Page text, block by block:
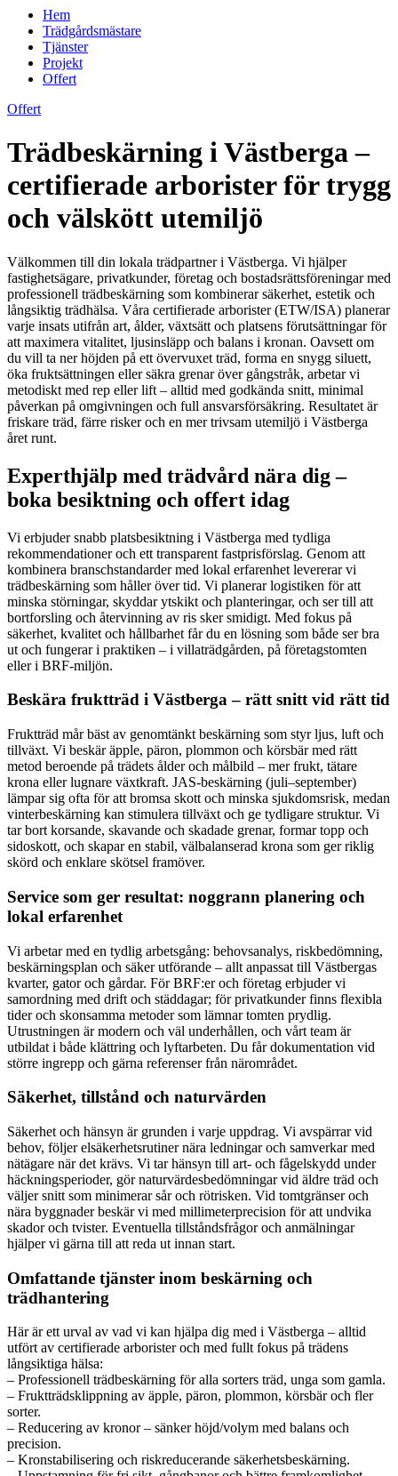
Hem
Trädgårdsmästare
Tjänster
Projekt
Offert
Offert
Trädbeskärning i Västberga –
certifierade arborister för trygg
och välskött utemiljö
Välkommen till din lokala trädpartner i Västberga. Vi hjälper
fastighetsägare, privatkunder, företag och bostadsrättsföreningar med
professionell trädbeskärning som kombinerar säkerhet, estetik och
långsiktig trädhälsa. Våra certifierade arborister (ETW/ISA) planerar
varje insats utifrån art, ålder, växtsätt och platsens förutsättningar för
att maximera vitalitet, ljusinsläpp och balans i kronan. Oavsett om
du vill ta ner höjden på ett övervuxet träd, forma en snygg siluett,
öka fruktsättningen eller säkra grenar över gångstråk, arbetar vi
metodiskt med rep eller lift – alltid med godkända snitt, minimal
påverkan på omgivningen och full ansvarsförsäkring. Resultatet är
friskare träd, färre risker och en mer trivsam utemiljö i Västberga
året runt.
Experthjälp med trädvård nära dig –
boka besiktning och offert idag
Vi erbjuder snabb platsbesiktning i Västberga med tydliga
rekommendationer och ett transparent fastprisförslag. Genom att
kombinera branschstandarder med lokal erfarenhet levererar vi
trädbeskärning som håller över tid. Vi planerar logistiken för att
minska störningar, skyddar ytskikt och planteringar, och ser till att
bortforsling och återvinning av ris sker smidigt. Med fokus på
säkerhet, kvalitet och hållbarhet får du en lösning som både ser bra
ut och fungerar i praktiken – i villaträdgården, på företagstomten
eller i BRF-miljön.
Beskära fruktträd i Västberga – rätt snitt vid rätt tid
Fruktträd mår bäst av genomtänkt beskärning som styr ljus, luft och
tillväxt. Vi beskär äpple, päron, plommon och körsbär med rätt
metod beroende på trädets ålder och målbild – mer frukt, tätare
krona eller lugnare växtkraft. JAS-beskärning (juli–september)
lämpar sig ofta för att bromsa skott och minska sjukdomsrisk, medan
vinterbeskärning kan stimulera tillväxt och ge tydligare struktur. Vi
tar bort korsande, skavande och skadade grenar, formar topp och
sidoskott, och skapar en stabil, välbalanserad krona som ger riklig
skörd och enklare skötsel framöver.
Service som ger resultat: noggrann planering och
lokal erfarenhet
Vi arbetar med en tydlig arbetsgång: behovsanalys, riskbedömning,
beskärningsplan och säker utförande – allt anpassat till Västbergas
kvarter, gator och gårdar. För BRF:er och företag erbjuder vi
samordning med drift och städdagar; för privatkunder finns flexibla
tider och skonsamma metoder som lämnar tomten prydlig.
Utrustningen är modern och väl underhållen, och vårt team är
utbildat i både klättring och lyftarbeten. Du får dokumentation vid
större ingrepp och gärna referenser från närområdet.
Säkerhet, tillstånd och naturvärden
Säkerhet och hänsyn är grunden i varje uppdrag. Vi avspärrar vid
behov, följer elsäkerhetsrutiner nära ledningar och samverkar med
nätägare när det krävs. Vi tar hänsyn till art- och fågelskydd under
häckningsperioder, gör naturvärdesbedömningar vid äldre träd och
väljer snitt som minimerar sår och rötrisken. Vid tomtgränser och
nära byggnader beskär vi med millimeterprecision för att undvika
skador och tvister. Eventuella tillståndsfrågor och anmälningar
hjälper vi gärna till att reda ut innan start.
Omfattande tjänster inom beskärning och
trädhantering
Här är ett urval av vad vi kan hjälpa dig med i Västberga – alltid
utfört av certifierade arborister och med fullt fokus på trädens
långsiktiga hälsa:
– Professionell trädbeskärning för alla sorters träd, unga som gamla.
– Fruktträdsklippning av äpple, päron, plommon, körsbär och fler
sorter.
– Reducering av kronor – sänker höjd/volym med balans och
precision.
– Kronstabilisering och riskreducerande säkerhetsbeskärning.